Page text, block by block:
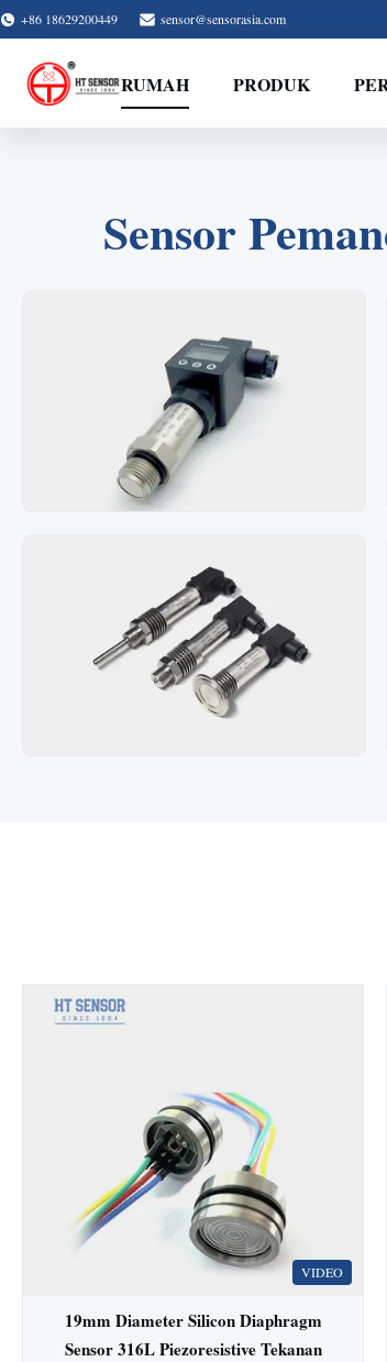
+86 18629200449 sensor@sensorasia.com
RUMAH PRODUK
Sensor
VIDEO
19mm Diameter Silicon Diaphragm
Sensor 316L Piezoresistive Tekanan